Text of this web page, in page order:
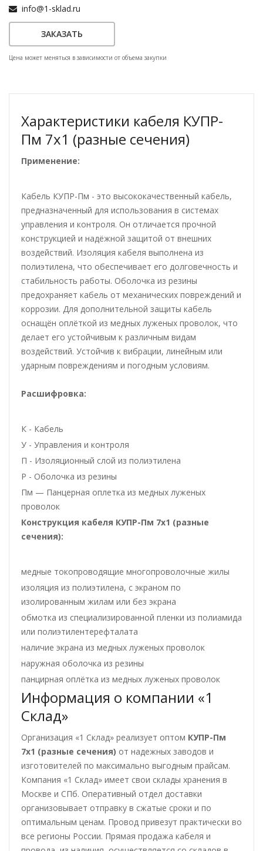
info@1-sklad.ru
ЗАКАЗАТЬ
Цена может меняться в зависимости от объема закупки
Характеристики кабеля КУПР-
Пм 7х1 (разные сечения)
Применение:
Кабель КУПР-Пм - это высококачественный кабель,
предназначенный для использования в системах
управления и контроля. Он отличается прочной
конструкцией и надёжной защитой от внешних
воздействий. Изоляция кабеля выполнена из
полиэтилена, что обеспечивает его долговечность и
стабильность работы. Оболочка из резины
предохраняет кабель от механических повреждений и
коррозии. Для дополнительной защиты кабель
оснащён оплёткой из медных луженых проволок, что
делает его устойчивым к различным видам
воздействий. Устойчив к вибрации, линейным или
ударным повреждениям и погодным условиям.
Расшифровка:
К - Кабель
У - Управления и контроля
П - Изоляционный слой из полиэтилена
Р - Оболочка из резины
Пм — Панцерная оплетка из медных луженых
проволок
Конструкция кабеля КУПР-Пм 7х1 (разные
сечения):
медные токопроводящие многопроволочные жилы
изоляция из полиэтилена, с экраном по
изолированным жилам или без экрана
обмотка из специализированной пленки из полиамида
или полиэтилентерефталата
наличие экрана из медных луженых проволок
наружная оболочка из резины
панцирная оплётка из медных луженых проволок
Информация о компании «1
Склад»
Организация «1 Склад» реализует оптом КУПР-Пм
7х1 (разные сечения) от надежных заводов и
изготовителей по максимально выгодным прайсам.
Компания «1 Склад» имеет свои склады хранения в
Москве и СПб. Оперативный отдел доставки
организовывает отправку в сжатые сроки и по
оптимальным ценам. Провод привезут практически во
все регионы России. Прямая продажа кабеля и